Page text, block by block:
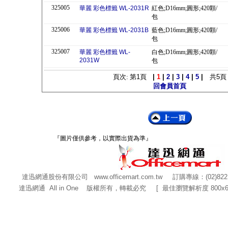
325005
華麗 彩色標籤 WL-2031R 紅色;D16mm;圓形;420顆/
包
325006
華麗 彩色標籤 WL-2031B 藍色;D16mm;圓形;420顆/
包
325007
華麗 彩色標籤 WL-
2031W
白色;D16mm;圓形;420顆/
包
頁次: 第1頁 1| 2| 3| 4| 5| 共5頁
回會員首頁
『圖片僅供參考，以實際出貨為準』
達迅網通股份有限公司 www.officemart.com.tw訂購專線：
達迅網通 All in One 版權所有，轉載必究 [ 最佳瀏覽解析度